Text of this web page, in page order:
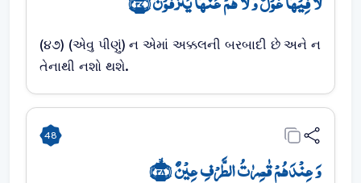
(૪૭) (એવુ પીણું) ન એમાં અક્કલની બરબાદી છે અને ન
તેનાથી નશો થશે.
48
وَ عِنۡدَہُمۡ قٰصِرٰتُ الطَّرۡفِ عِیۡنٌ ﴿ۙ۴۸﴾